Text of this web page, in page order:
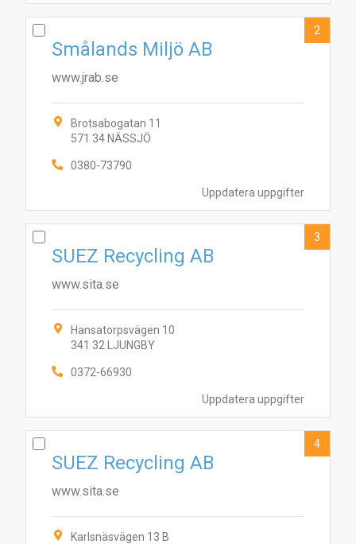
Uppdatera uppgifter
Smålands Miljö AB
www.jrab.se
Brotsabogatan 11
571 34 NÄSSJÖ
0380-73790
2
Uppdatera uppgifter
SUEZ Recycling AB
www.sita.se
Hansatorpsvägen 10
341 32 LJUNGBY
0372-66930
3
SUEZ Recycling AB
www.sita.se
Karlsnäsvägen 13 B
4